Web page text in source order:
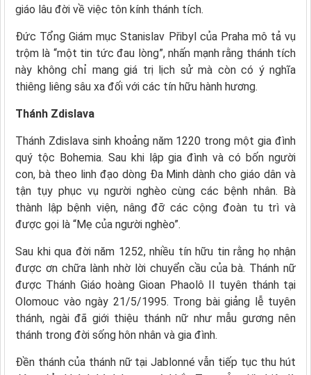
giáo lâu đời về việc tôn kính thánh tích.
Đức Tổng Giám mục Stanislav Přibyl của Praha mô tả vụ
trộm là “một tin tức đau lòng”, nhấn mạnh rằng thánh tích
này không chỉ mang giá trị lịch sử mà còn có ý nghĩa
thiêng liêng sâu xa đối với các tín hữu hành hương.
Thánh Zdislava
Thánh Zdislava sinh khoảng năm 1220 trong một gia đình
quý tộc Bohemia. Sau khi lập gia đình và có bốn người
con, bà theo linh đạo dòng Đa Minh dành cho giáo dân và
tận tụy phục vụ người nghèo cùng các bệnh nhân. Bà
thành lập bệnh viện, nâng đỡ các cộng đoàn tu trì và
được gọi là “Mẹ của người nghèo”.
Sau khi qua đời năm 1252, nhiều tín hữu tin rằng họ nhận
được ơn chữa lành nhờ lời chuyển cầu của bà. Thánh nữ
được Thánh Giáo hoàng Gioan Phaolô II tuyên thánh tại
Olomouc vào ngày 21/5/1995. Trong bài giảng lễ tuyên
thánh, ngài đã giới thiệu thánh nữ như mẫu gương nên
thánh trong đời sống hôn nhân và gia đình.
Đền thánh của thánh nữ tại Jablonné vẫn tiếp tục thu hút